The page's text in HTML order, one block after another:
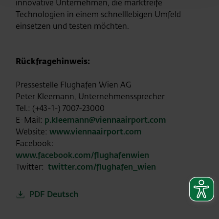
innovative Unternehmen, die marktreife
Technologien in einem schnelllebigen Umfeld
einsetzen und testen möchten.
Rückfragehinweis:
Pressestelle Flughafen Wien AG
Peter Kleemann, Unternehmenssprecher
Tel.: (+43-1-) 7007-23000
E-Mail: p.kleemann@viennaairport.com
Website: www.viennaairport.com
Facebook:
www.facebook.com/flughafenwien
Twitter: twitter.com/flughafen_wien
PDF Deutsch